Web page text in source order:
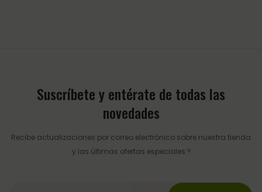
Suscríbete y entérate de todas las
novedades
Recibe actualizaciones por correo electrónico sobre nuestra tienda
y las últimas ofertas especiales !!